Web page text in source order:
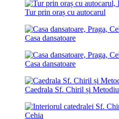
Tur prin oraș cu autocarul
Casa dansatoare
Casa dansatoare
Caedrala Sf. Chiril și Metodiu